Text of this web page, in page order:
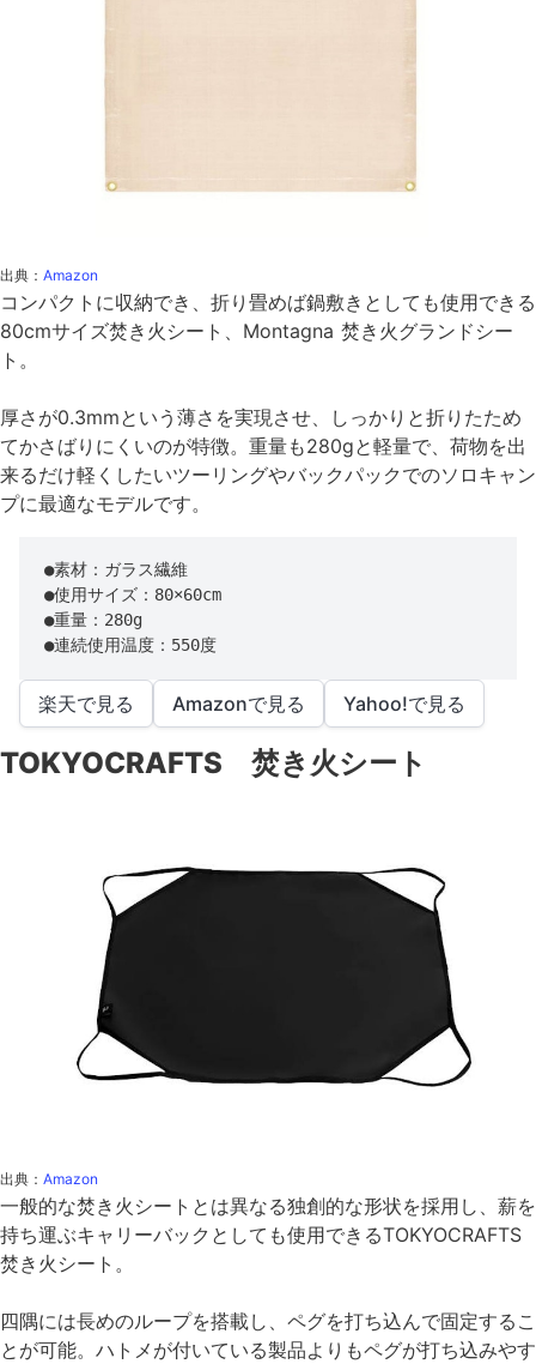
出典： Amazon
コンパクトに収納でき、折り畳めば鍋敷きとしても使用できる
80cmサイズ焚き火シート、Montagna 焚き火グランドシー
ト。
厚さが0.3mmという薄さを実現させ、しっかりと折りたため
てかさばりにくいのが特徴。重量も280gと軽量で、荷物を出
来るだけ軽くしたいツーリングやバックパックでのソロキャン
プに最適なモデルです。
●素材：ガラス繊維
●使用サイズ：80×60cm
●重量：280g
●連続使用温度：550度
楽天で見る Amazonで見る Yahoo!で見る
TOKYOCRAFTS 焚き火シート
出典： Amazon
一般的な焚き火シートとは異なる独創的な形状を採用し、薪を
持ち運ぶキャリーバックとしても使用できるTOKYOCRAFTS
焚き火シート。
四隅には長めのループを搭載し、ペグを打ち込んで固定するこ
とが可能。ハトメが付いている製品よりもペグが打ち込みやす